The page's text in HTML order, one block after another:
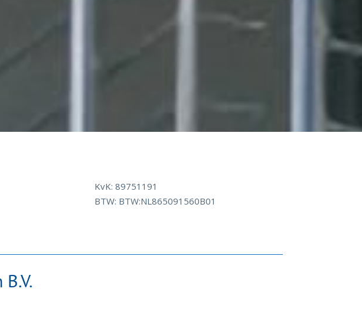
KvK: 89751191
BTW: BTW:NL865091560B01